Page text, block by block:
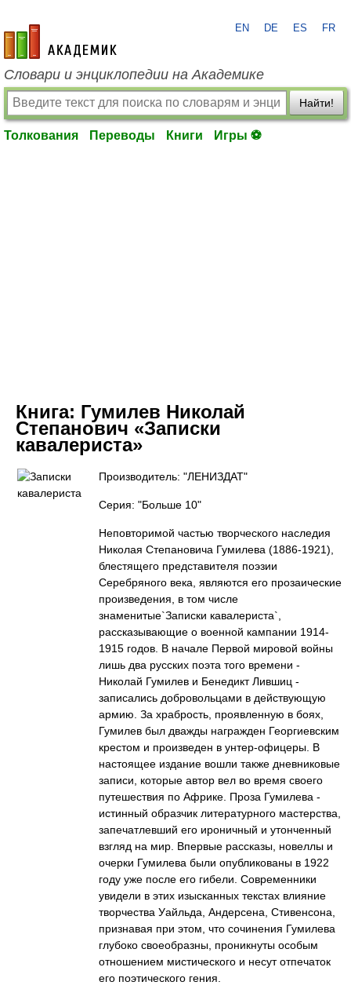
academic.ru
EN DE ES FR
Словари и энциклопедии на Академике
Найти!
Толкования Переводы Книги Игры ⚽
Книга: Гумилев Николай
Степанович «Записки
кавалериста»
Производитель: "ЛЕНИЗДАТ"
Серия: "Больше 10"
Неповторимой частью творческого наследия
Николая Степановича Гумилева (1886-1921),
блестящего представителя поэзии
Серебряного века, являются его прозаические
произведения, в том числе
знаменитые`Записки кавалериста`,
рассказывающие о военной кампании 1914-
1915 годов. В начале Первой мировой войны
лишь два русских поэта того времени -
Николай Гумилев и Бенедикт Лившиц -
записались добровольцами в действующую
армию. За храбрость, проявленную в боях,
Гумилев был дважды награжден Георгиевским
крестом и произведен в унтер-офицеры. В
настоящее издание вошли также дневниковые
записи, которые автор вел во время своего
путешествия по Африке. Проза Гумилева -
истинный образчик литературного мастерства,
запечатлевший его ироничный и утонченный
взгляд на мир. Впервые рассказы, новеллы и
очерки Гумилева были опубликованы в 1922
году уже после его гибели. Современники
увидели в этих изысканных текстах влияние
творчества Уайльда, Андерсена, Стивенсона,
признавая при этом, что сочинения Гумилева
глубоко своеобразны, проникнуты особым
отношением мистического и несут отпечаток
его поэтического гения.